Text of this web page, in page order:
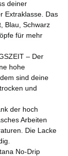
deiner
Extraklasse. Das
Blau, Schwarz
für mehr
– Der
hohe
sind deine
und
der hoch
Arbeiten
Die Lacke
No-Drip